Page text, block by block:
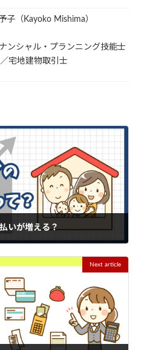
子（Kayoko Mishima）
ンシャル・プランニング技能士
宅地建物取引士
いが増える？
Next article